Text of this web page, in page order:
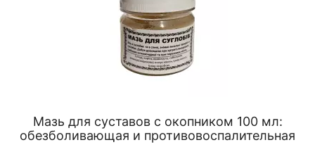
Мазь для суставов с окопником 100 мл:
обезболивающая и противовоспалительная